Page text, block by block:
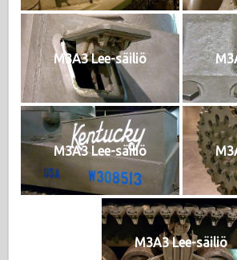
M3A3 Lee-säiliö
M3A3 Lee-säiliö
M3A3 Lee-säiliö